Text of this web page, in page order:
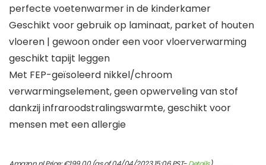
perfecte voetenwarmer in de kinderkamer
Geschikt voor gebruik op laminaat, parket of houten
vloeren | gewoon onder een voor vloerverwarming
geschikt tapijt leggen
Met FEP-geïsoleerd nikkel/chroom
verwarmingselement, geen opwerveling van stof
dankzij infraroodstralingswarmte, geschikt voor
mensen met een allergie